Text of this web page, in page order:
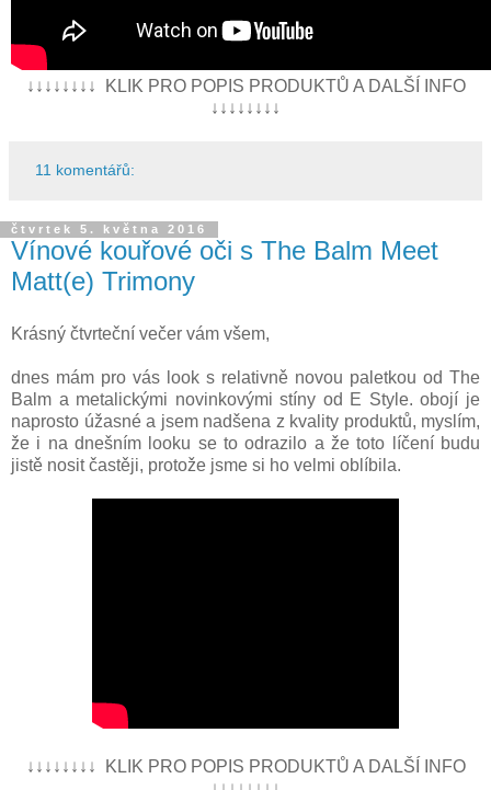
↓↓↓↓↓↓↓↓ KLIK PRO POPIS PRODUKTŮ A DALŠÍ INFO
↓↓↓↓↓↓↓↓
11 komentářů:
čtvrtek 5. května 2016
Vínové kouřové oči s The Balm Meet
Matt(e) Trimony
Krásný čtvrteční večer vám všem,
dnes mám pro vás look s relativně novou paletkou od The
Balm a metalickými novinkovými stíny od E Style. obojí je
naprosto úžasné a jsem nadšena z kvality produktů, myslím,
že i na dnešním looku se to odrazilo a že toto líčení budu
jistě nosit častěji, protože jsme si ho velmi oblíbila.
↓↓↓↓↓↓↓↓ KLIK PRO POPIS PRODUKTŮ A DALŠÍ INFO